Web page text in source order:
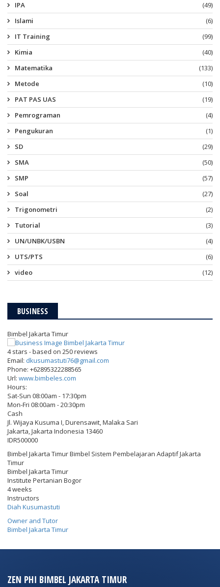
IPA
(49)
Islami
(6)
IT Training
(99)
Kimia
(40)
Matematika
(133)
Metode
(10)
PAT PAS UAS
(19)
Pemrograman
(4)
Pengukuran
(1)
SD
(29)
SMA
(50)
SMP
(57)
Soal
(27)
Trigonometri
(2)
Tutorial
(3)
UN/UNBK/USBN
(4)
UTS/PTS
(6)
video
(12)
BUSINESS
Bimbel Jakarta Timur
4stars - based on 250reviews
Email: dkusumastuti76@gmail.com
Phone: +62895322288565
Url: www.bimbeles.com
Hours:
Sat-Sun 08:00am - 17:30pm
Mon-Fri 08:00am - 20:30pm
Cash
Jl. Wijaya Kusuma I, Durensawit, Malaka Sari
Jakarta,Jakarta Indonesia 13460
IDR500000
Bimbel Jakarta Timur Bimbel Sistem Pembelajaran Adaptif Jakarta
Timur
Bimbel Jakarta Timur
Institute Pertanian Bogor
4 weeks
Instructors
Diah Kusumastuti
Owner and Tutor
Bimbel Jakarta Timur
ZEN PHI BIMBEL JAKARTA TIMUR